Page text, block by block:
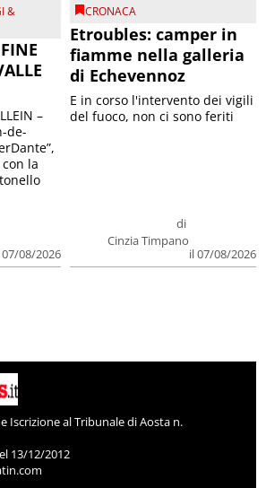
&
07/08/2026
–
de-
la
CRONACA
Etroubles: camper in
fiamme nella galleria
di Echevennoz
di
Cinzia Timpano
il 07/08/2026
E in corso l'intervento dei vigili
del fuoco, non ci sono feriti
Iscrizione al Tribunale di Aosta n.
13/12/2012